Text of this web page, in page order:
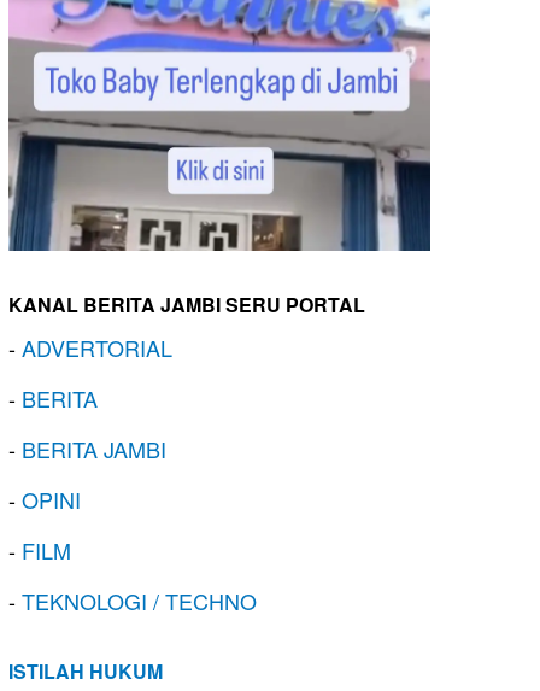
KANAL BERITA JAMBI SERU PORTAL
-ADVERTORIAL
- BERITA
- BERITA JAMBI
-OPINI
- FILM
-TEKNOLOGI / TECHNO
ISTILAH HUKUM